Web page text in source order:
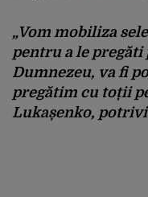
„Vom mobiliza
pentru a le
Dumnezeu, va fi
pregătim cu toții
Lukașenko,